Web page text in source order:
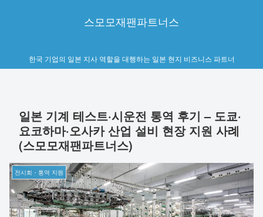
스모모재팬파트너스
한국 기업의 일본 지사 역할을 대행하는 일본 현지 비즈니스 파트너
일본 기계 테스트·시운전 통역 후기 – 도쿄·
요코하마·오사카 산업 설비 현장 지원 사례
(스모모재팬파트너스)
전시회・통역 지원